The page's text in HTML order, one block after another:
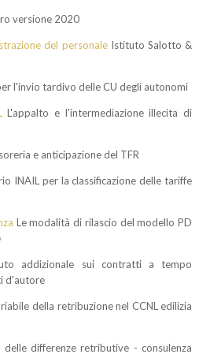
versione 2020
del personaleIstituto Salotto &
l'invio tardivo delle CU degli autonomi
L'appalto e l'intermediazione illecita di
e anticipazione del TFR
INAIL per la classificazione delle tariffe
Le modalità di rilascio del modello PD
addizionale sui contratti a tempo
d'autore
della retribuzione nel CCNL edilizia
differenze retributive - consulenza